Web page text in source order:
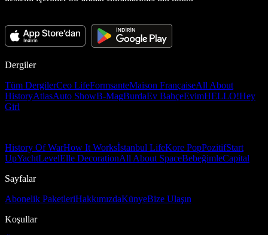
Dergiler
Tüm DergilerCeo LifeFormsanteMaison FrançaiseAll About
HistoryAtlasAuto ShowB-MagBurdaEv BahçeEvimHELLO!Hey
Girl
History Of WarHow It Worksİstanbul LifeKore PopPozitifStart
UpYachtLevelElle DecorationAll About SpaceBebeğimleCapital
Sayfalar
Abonelik PaketleriHakkımızdaKünyeBize Ulaşın
Koşullar